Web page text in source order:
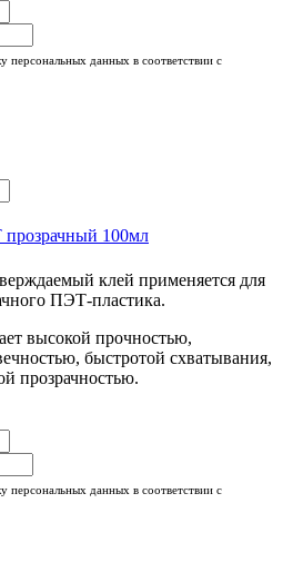
персональных данных в соответствии с
клей применяется для
ПЭТ-пластика.
высокой прочностью,
быстротой схватывания,
прозрачностью.
персональных данных в соответствии с